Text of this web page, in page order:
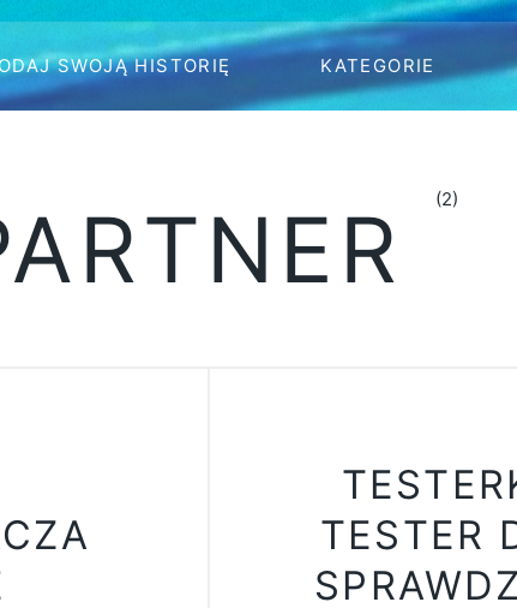
SWOJĄ HISTORIĘ KATEGORIE
(2)
TESTER